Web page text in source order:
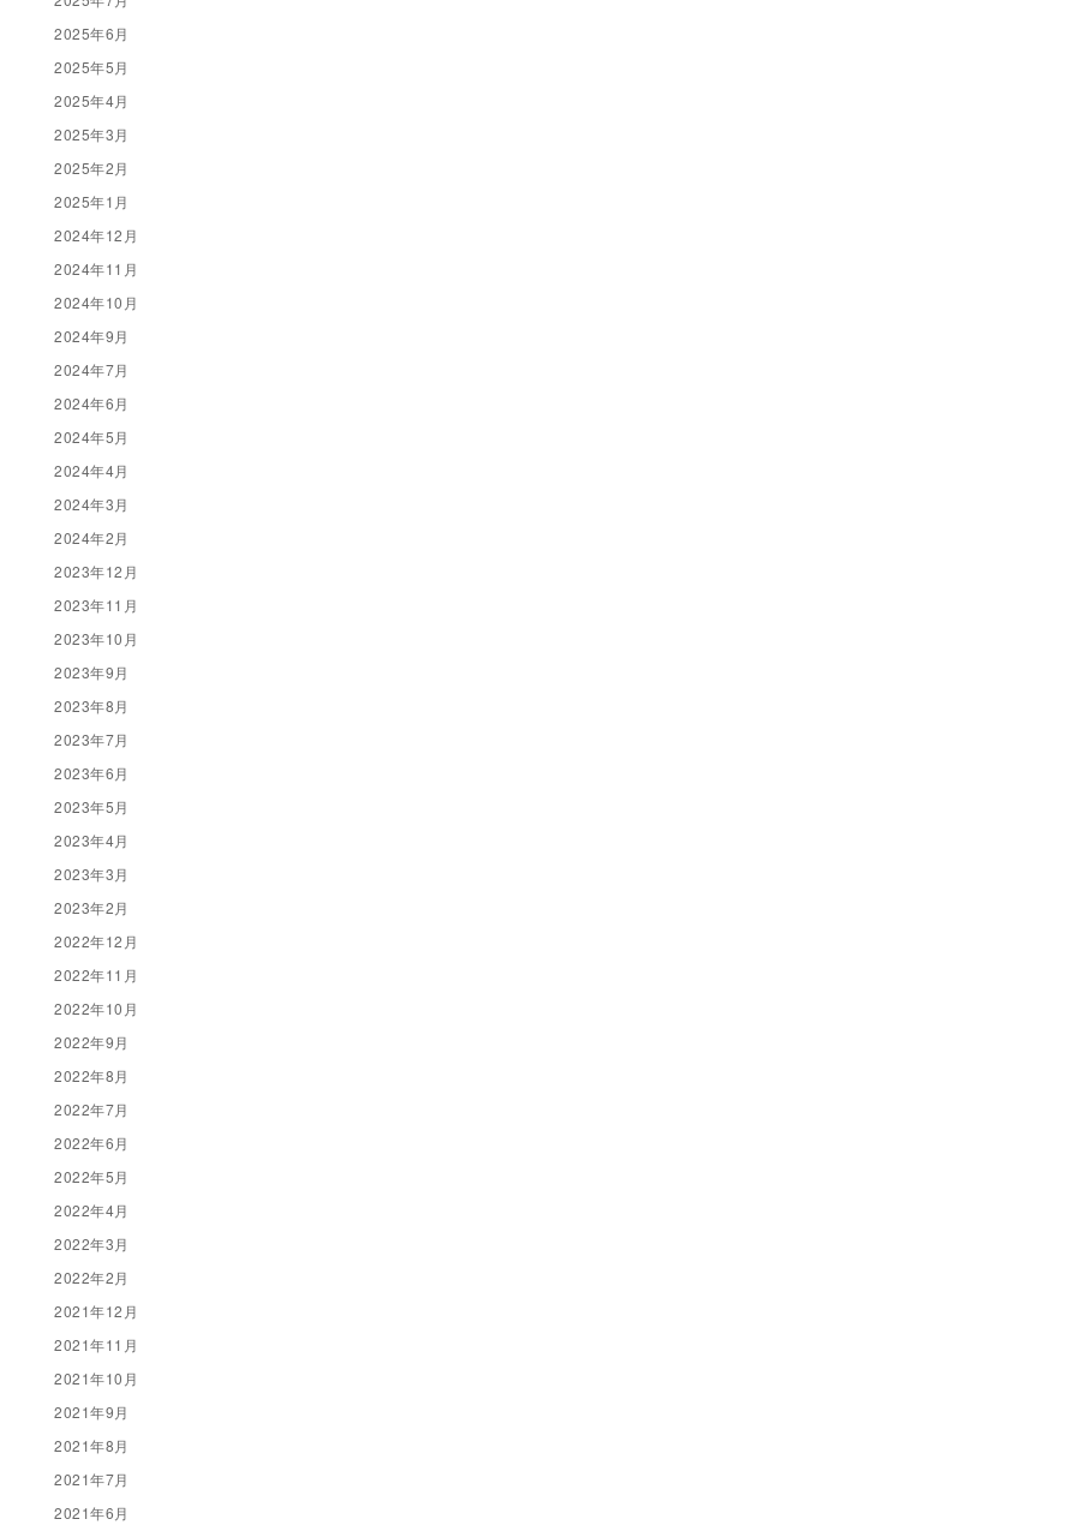
2025年6月
2025年5月
2025年4月
2025年3月
2025年2月
2025年1月
2024年12月
2024年11月
2024年10月
2024年9月
2024年7月
2024年6月
2024年5月
2024年4月
2024年3月
2024年2月
2023年12月
2023年11月
2023年10月
2023年9月
2023年8月
2023年7月
2023年6月
2023年5月
2023年4月
2023年3月
2023年2月
2022年12月
2022年11月
2022年10月
2022年9月
2022年8月
2022年7月
2022年6月
2022年5月
2022年4月
2022年3月
2022年2月
2021年12月
2021年11月
2021年10月
2021年9月
2021年8月
2021年7月
2021年6月